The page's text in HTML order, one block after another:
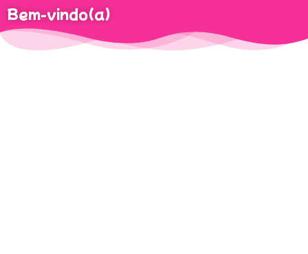
Bem-vindo(a)